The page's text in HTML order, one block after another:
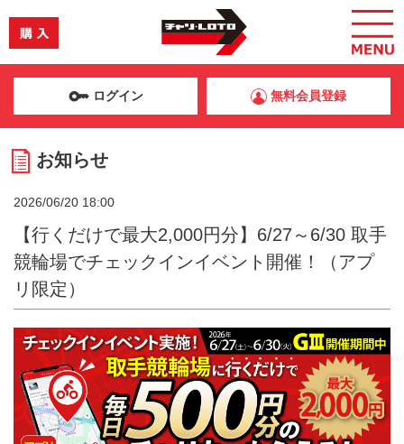
ログイン 無料会員登録
お知らせ
2026/06/20 18:00
【行くだけで最大2,000円分】6/27～6/30 取手
競輪場でチェックインイベント開催！（アプ
リ限定）